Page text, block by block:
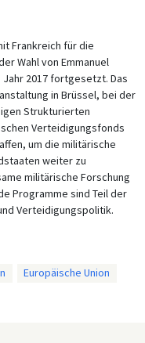
Frankreich für die
Wahl von Emmanuel
2017 fortgesetzt. Das
in Brüssel, bei der
Strukturierten
Verteidigungsfonds
um die militärische
weiter zu
militärische Forschung
Programme sind Teil der
Verteidigungspolitik.
Europäische Union